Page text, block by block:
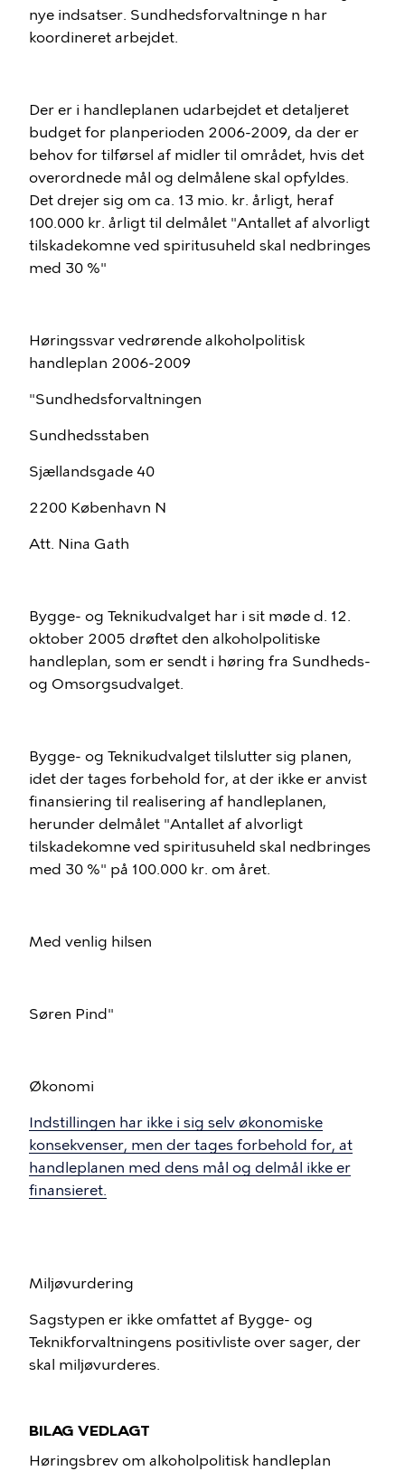
nye indsatser. Sundhedsforvaltninge n har
koordineret arbejdet.
Der er i handleplanen udarbejdet et detaljeret
budget for planperioden 2006-2009, da der er
behov for tilførsel af midler til området, hvis det
overordnede mål og delmålene skal opfyldes.
Det drejer sig om ca. 13 mio. kr. årligt, heraf
100.000 kr. årligt til delmålet "Antallet af alvorligt
tilskadekomne ved spiritusuheld skal nedbringes
med 30 %"
Høringssvar vedrørende alkoholpolitisk
handleplan 2006-2009
"Sundhedsforvaltningen
Sundhedsstaben
Sjællandsgade 40
2200 København N
Att. Nina Gath
Bygge- og Teknikudvalget har i sit møde d. 12.
oktober 2005 drøftet den alkoholpolitiske
handleplan, som er sendt i høring fra Sundheds-
og Omsorgsudvalget.
Bygge- og Teknikudvalget tilslutter sig planen,
idet der tages forbehold for, at der ikke er anvist
finansiering til realisering af handleplanen,
herunder delmålet "Antallet af alvorligt
tilskadekomne ved spiritusuheld skal nedbringes
med 30 %" på 100.000 kr. om året.
Med venlig hilsen
Søren Pind"
Økonomi
Indstillingen har ikke i sig selv økonomiske
konsekvenser, men der tages forbehold for, at
handleplanen med dens mål og delmål ikke er
finansieret.
Miljøvurdering
Sagstypen er ikke omfattet af Bygge- og
Teknikforvaltningens positivliste over sager, der
skal miljøvurderes.
BILAG VEDLAGT
Høringsbrev om alkoholpolitisk handleplan